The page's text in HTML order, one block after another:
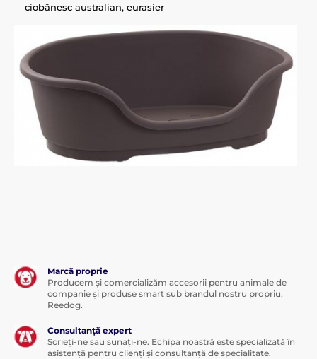
ciobănesc australian, eurasier
Marcă proprie
Producem și comercializăm accesorii pentru animale de
companie și produse smart sub brandul nostru propriu,
Reedog.
Consultanță expert
Scrieți-ne sau sunați-ne. Echipa noastră este specializată în
asistență pentru clienți și consultanță de specialitate.